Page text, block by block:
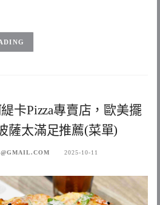
卡Pizza專賣店，歐美擺
薩太滿足推薦(菜單)
2025-10-11